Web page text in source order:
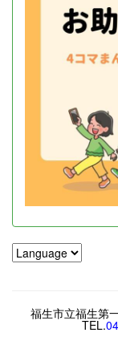
福生市立福生第
TEL.